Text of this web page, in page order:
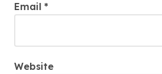
Email *
Website